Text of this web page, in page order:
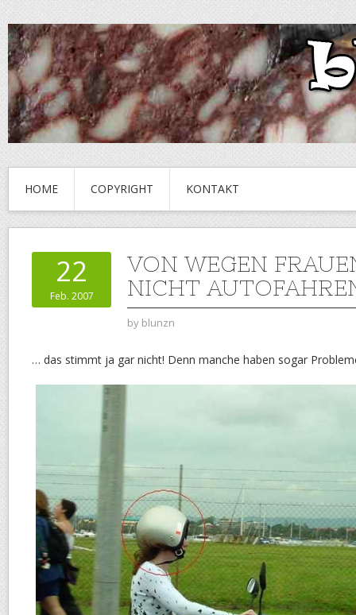
HOME COPYRIGHT KONTAKT
22
Feb. 2007
VON WEGEN
NICHT
by blunzn
… das stimmt ja gar nicht! Denn manche haben sogar